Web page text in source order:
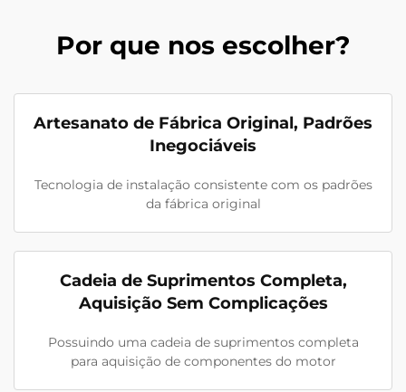
Por que nos escolher?
Artesanato de Fábrica Original, Padrões
Inegociáveis
Tecnologia de instalação consistente com os padrões
da fábrica original
Cadeia de Suprimentos Completa,
Aquisição Sem Complicações
Possuindo uma cadeia de suprimentos completa
para aquisição de componentes do motor